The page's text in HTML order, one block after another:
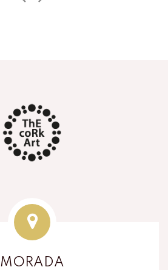
MORADA